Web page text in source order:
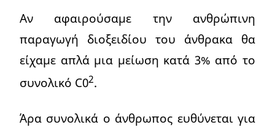
Αν αφαιρούσαμε την ανθρώπινη
παραγωγή διοξειδίου του άνθρακα θα
είχαμε απλά μια μείωση κατά 3% από το
συνολικό C02.
Άρα συνολικά ο άνθρωπος ευθύνεται για